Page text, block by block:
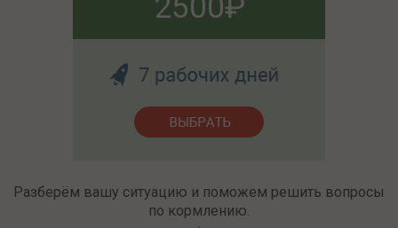
2500
Разберём вашу ситуацию и поможем решить вопросы
по кормлению.